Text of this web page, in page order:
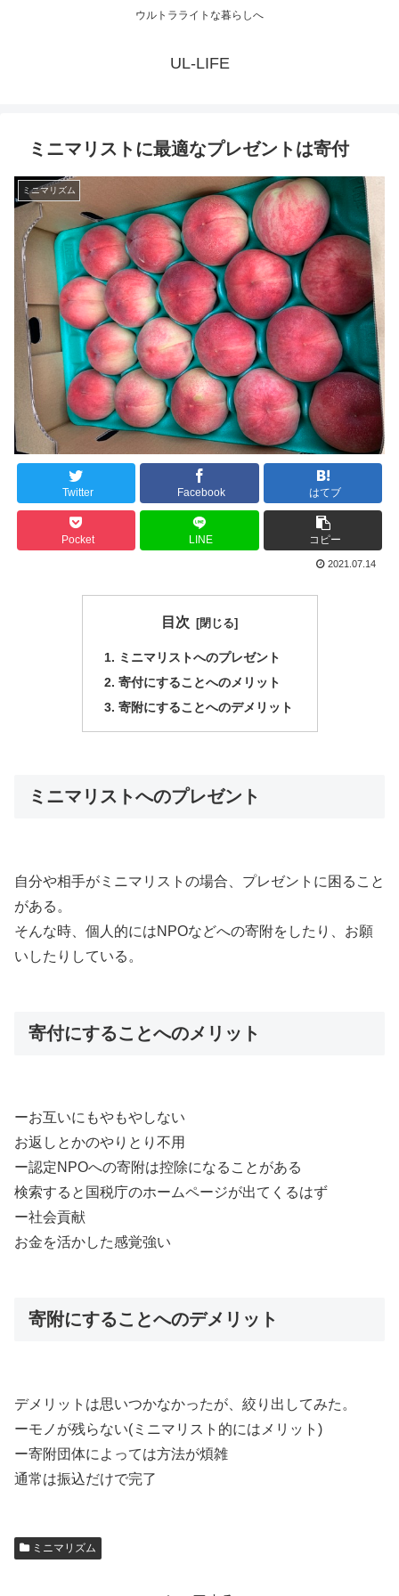
ウルトラライトな暮らしへ
UL-LIFE
ミニマリストに最適なプレゼントは寄付
ミニマリズム
Twitter Facebook はてブ
Pocket LINE コピー
2021.07.14
目次
ミニマリストへのプレゼント
寄付にすることへのメリット
寄附にすることへのデメリット
ミニマリストへのプレゼント
自分や相手がミニマリストの場合、プレゼントに困ること
がある。
そんな時、個人的にはNPOなどへの寄附をしたり、お願
いしたりしている。
寄付にすることへのメリット
ーお互いにもやもやしない
お返しとかのやりとり不用
ー認定NPOへの寄附は控除になることがある
検索すると国税庁のホームページが出てくるはず
ー社会貢献
お金を活かした感覚強い
寄附にすることへのデメリット
デメリットは思いつかなかったが、絞り出してみた。
ーモノが残らない(ミニマリスト的にはメリット)
ー寄附団体によっては方法が煩雑
通常は振込だけで完了
ミニマリズム